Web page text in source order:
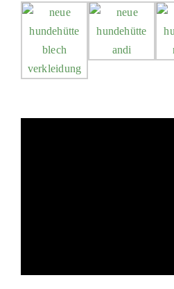
RATGEBER